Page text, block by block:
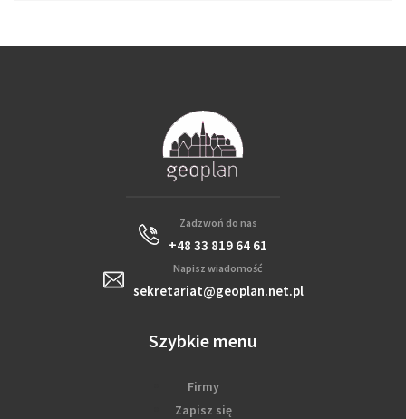
Zadzwoń do nas
+48 33 819 64 61
Napisz wiadomość
sekretariat@geoplan.net.pl
Szybkie menu
Firmy
Zapisz się